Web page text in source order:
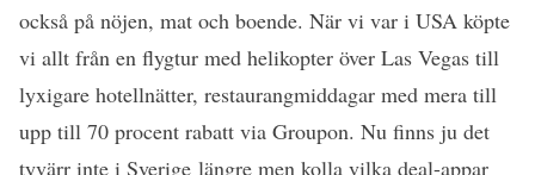
också på nöjen, mat och boende. När vi var i USA köpte
vi allt från en flygtur med helikopter över Las Vegas till
lyxigare hotellnätter, restaurangmiddagar med mera till
upp till 70 procent rabatt via Groupon. Nu finns ju det
tyvärr inte i Sverige längre men kolla vilka deal-appar